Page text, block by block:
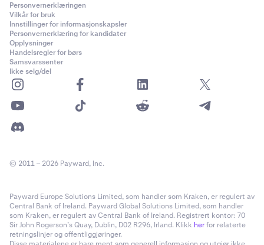
Personvernerklæringen
Vilkår for bruk
Innstillinger for informasjonskapsler
Personvernerklæring for kandidater
Opplysninger
Handelsregler for børs
Samsvarssenter
Ikke selg/del
© 2011 – 2026 Payward, Inc.
Payward Europe Solutions Limited, som handler som Kraken, er regulert av
Central Bank of Ireland. Payward Global Solutions Limited, som handler
som Kraken, er regulert av Central Bank of Ireland. Registrert kontor: 70
Sir John Rogerson’s Quay, Dublin, D02 R296, Irland. Klikk herfor relaterte
retningslinjer og offentliggjøringer.